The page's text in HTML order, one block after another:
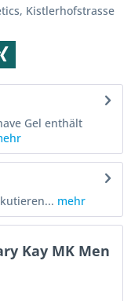
Kistlerhofstrasse
Gel enthält
mehr
Kay MK Men